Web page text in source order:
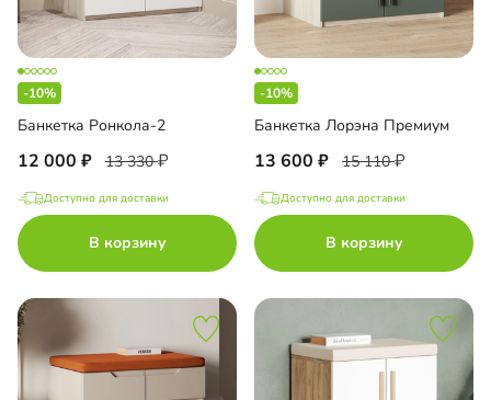
-10%
Банкетка Ронкола-2
12 000 13 330
Доступно для доставки
В корзину
-10%
Банкетка Лорэна Премиум
13 600 15 110
Доступно для доставки
В корзину